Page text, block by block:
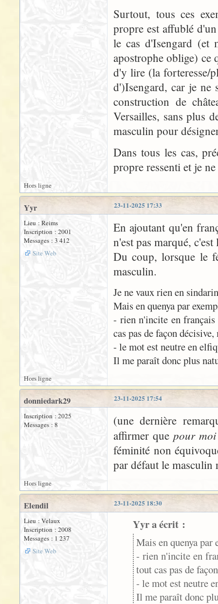
Surtout, tous ces
propre est affublé
le cas d'Isengard (et
apostrophe oblige) ce
d'y lire (la forteresse/
d')Isengard, car je ne
construction de
Versailles, sans plus
masculin pour
Dans tous les cas,
propre ressenti et je
Hors ligne
23-11-2025 17:33
Yyr
Lieu : Reims
Inscription : 2001
Messages : 3 412
Site Web
En ajoutant qu'en
n'est pas marqué,
Du coup, lorsque le
masculin.
Je ne vaux rien en
Mais en quenya par
- rien n'incite en
cas pas de façon
- le mot est neutre en
Il me paraît donc plus
Hors ligne
23-11-2025 17:54
donniedark29
Inscription : 2025
Messages : 8
(une dernière
affirmer que pour moi
féminité non
par défaut le masculin
Hors ligne
23-11-2025 18:30
Elendil
Lieu : Velaux
Inscription : 2008
Messages : 1 237
Site Web
Yyr a écrit :
Mais en quenya par
- rien n'incite en
tout cas pas de
- le mot est neutre
Il me paraît donc